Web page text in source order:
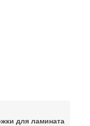
для ламината